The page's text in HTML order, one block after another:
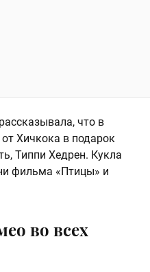
что в
Хичкока в подарок
Типпи Хедрен. Кукла
фильма «Птицы» и
во всех